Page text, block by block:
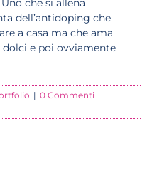
che si allena
dell’antidoping che
a casa ma che ama
dolci e poi ovviamente
| 0 Commenti